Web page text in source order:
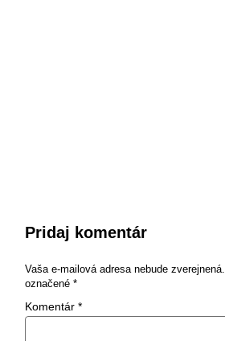
Pridaj komentár
Vaša e-mailová adresa nebude zverejnená.
označené *
Komentár *